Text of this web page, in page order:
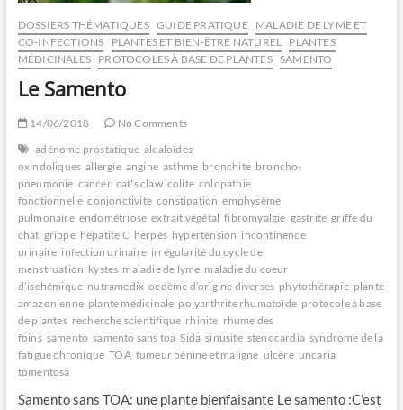
DOSSIERS THÉMATIQUES GUIDE PRATIQUE
MALADIE DE LYME ET
CO-INFECTIONS
PLANTES ET BIEN-ÊTRE NATUREL PLANTES
MÉDICINALES
PROTOCOLES À BASE DE PLANTES SAMENTO
Le Samento
14/06/2018
No Comments
adénome prostatique alcaloïdes
oxindoliques allergie angine asthme bronchite broncho-
pneumonie cancer cat's claw colite colopathie
fonctionnelle conjonctivite constipation emphysème
pulmonaire endométriose extrait végétal fibromyalgie gastrite griffe du
chat grippe hépatite C herpès hypertension incontinence
urinaire infection urinaire irrégularité du cycle de
menstruation kystes maladie de lyme maladie du coeur
d’ischémique nutramedix oedème d’origine diverses phytothérapie plante
amazonienne plante médicinale polyarthrite rhumatoïde protocole à base
de plantes recherche scientifique rhinite rhume des
foins samento samento sans toa Sida sinusite stenocardia syndrome de la
fatigue chronique TOA tumeur bénine et maligne ulcère uncaria
tomentosa
Samento sans TOA: une plante bienfaisante Le samento :C’est